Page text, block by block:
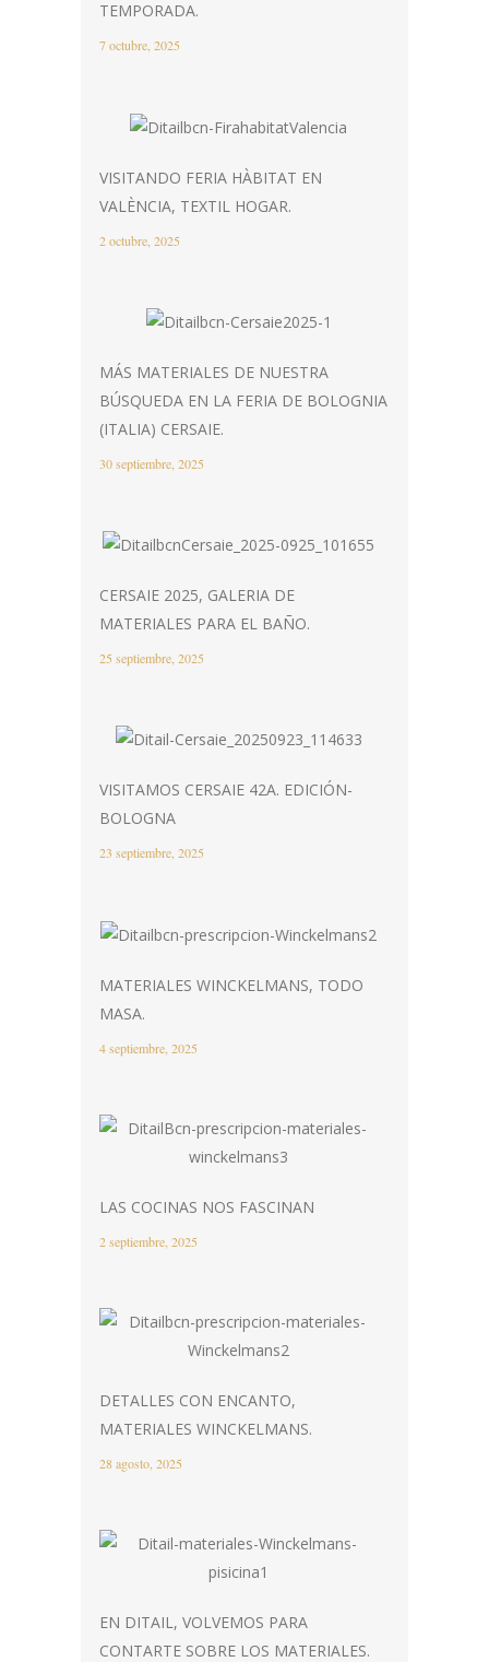
TEMPORADA.
7 octubre, 2025
VISITANDO FERIA HÀBITAT EN
VALÈNCIA, TEXTIL HOGAR.
2 octubre, 2025
MÁS MATERIALES DE NUESTRA
BÚSQUEDA EN LA FERIA DE BOLOGNIA
(ITALIA) CERSAIE.
30 septiembre, 2025
CERSAIE 2025, GALERIA DE
MATERIALES PARA EL BAÑO.
25 septiembre, 2025
VISITAMOS CERSAIE 42A. EDICIÓN-
BOLOGNA
23 septiembre, 2025
MATERIALES WINCKELMANS, TODO
MASA.
4 septiembre, 2025
LAS COCINAS NOS FASCINAN
2 septiembre, 2025
DETALLES CON ENCANTO,
MATERIALES WINCKELMANS.
28 agosto, 2025
EN DITAIL, VOLVEMOS PARA
CONTARTE SOBRE LOS MATERIALES.